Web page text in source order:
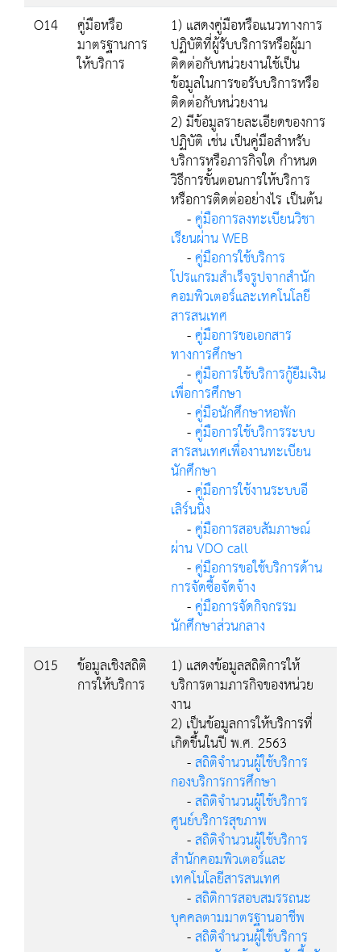
O14
คู่มือหรือ
มาตรฐานการ
ให้บริการ
1) แสดงคู่มือหรือแนวทางการ
ปฏิบัติที่ผู้รับบริการหรือผู้มา
ติดต่อกับหน่วยงานใช้เป็น
ข้อมูลในการขอรับบริการหรือ
ติดต่อกับหน่วยงาน
2) มีข้อมูลรายละเอียดของการ
ปฏิบัติ เช่น เป็นคู่มือสำหรับ
บริการหรือภารกิจใด กำหนด
วิธีการขั้นตอนการให้บริการ
หรือการติดต่ออย่างไร เป็นต้น
-คู่มือการลงทะเบียนวิชา
เรียนผ่าน WEB
-คู่มือการใช้บริการ
โปรแกรมสำเร็จรูปจากสำนัก
คอมพิวเตอร์และเทคโนโลยี
สารสนเทศ
-คู่มือการขอเอกสาร
ทางการศึกษา
-คู่มือการใช้บริการกู้ยืมเงิน
เพื่อการศึกษา
-คู่มือนักศึกษาหอพัก
-คู่มือการใช้บริการระบบ
สารสนเทศเพื่องานทะเบียน
นักศึกษา
-คู่มือการใช้งานระบบอี
เลิร์นนิ่ง
-คู่มือการสอบสัมภาษณ์
ผ่าน VDO call
-คู่มือการขอใช้บริการด้าน
การจัดซื้อจัดจ้าง
-คู่มือการจัดกิจกรรม
นักศึกษาส่วนกลาง
O15
ข้อมูลเชิงสถิติ
การให้บริการ
1) แสดงข้อมูลสถิติการให้
บริการตามภารกิจของหน่วย
งาน
2) เป็นข้อมูลการให้บริการที่
เกิดขึ้นในปี พ.ศ. 2563
-สถิติจำนวนผู้ใช้บริการ
กองบริการการศึกษา
-สถิติจำนวนผู้ใช้บริการ
ศูนย์บริการสุขภาพ
-สถิติจำนวนผู้ใช้บริการ
สำนักคอมพิวเตอร์และ
เทคโนโลยีสารสนเทศ
-สถิติการสอบสมรรถนะ
บุคคลตามมาตรฐานอาชีพ
-สถิติจำนวนผู้ใช้บริการ